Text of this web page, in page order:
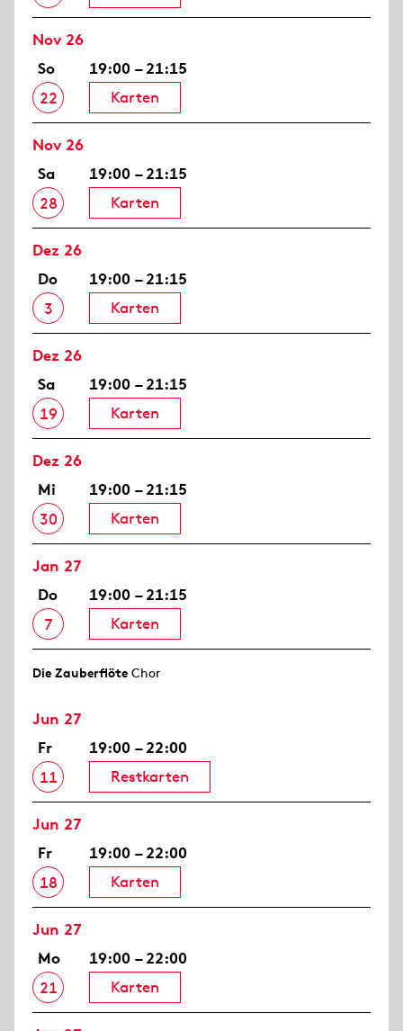
Nov 26
So
22
19:00 – 21:15
Karten
Nov 26
Sa
28
19:00 – 21:15
Karten
Dez 26
Do
3
19:00 – 21:15
Karten
Dez 26
Sa
19
19:00 – 21:15
Karten
Dez 26
Mi
30
19:00 – 21:15
Karten
Jan 27
Do
7
19:00 – 21:15
Karten
Die Zauberflöte Chor
Jun 27
Fr
11
19:00 – 22:00
Restkarten
Jun 27
Fr
18
19:00 – 22:00
Karten
Jun 27
Mo
21
19:00 – 22:00
Karten